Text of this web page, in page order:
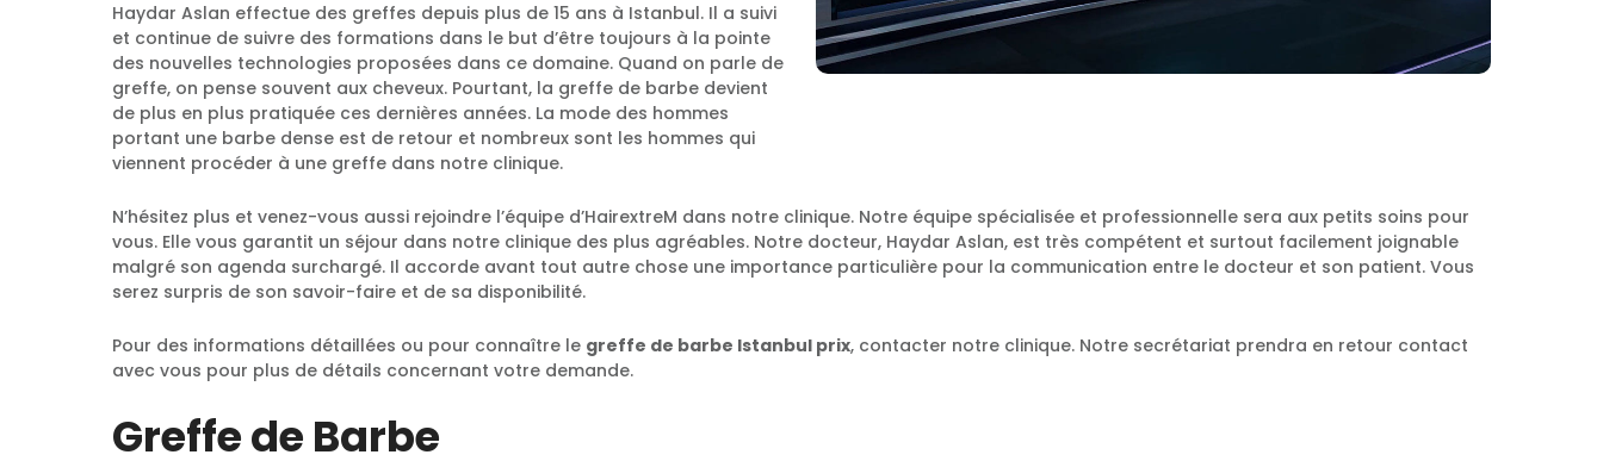
Haydar Aslan effectue des greffes depuis plus de 15 ans à Istanbul. Il a suivi
et continue de suivre des formations dans le but d’être toujours à la pointe
des nouvelles technologies proposées dans ce domaine. Quand on parle de
greffe, on pense souvent aux cheveux. Pourtant, la greffe de barbe devient
de plus en plus pratiquée ces dernières années. La mode des hommes
portant une barbe dense est de retour et nombreux sont les hommes qui
viennent procéder à une greffe dans notre clinique.
N’hésitez plus et venez-vous aussi rejoindre l’équipe d’HairextreM dans notre clinique. Notre équipe spécialisée et professionnelle sera aux petits soins pour
vous. Elle vous garantit un séjour dans notre clinique des plus agréables. Notre docteur, Haydar Aslan, est très compétent et surtout facilement joignable
malgré son agenda surchargé. Il accorde avant tout autre chose une importance particulière pour la communication entre le docteur et son patient. Vous
serez surpris de son savoir-faire et de sa disponibilité.
Pour des informations détaillées ou pour connaître le greffe de barbe Istanbul prix, contacter notre clinique. Notre secrétariat prendra en retour contact
avec vous pour plus de détails concernant votre demande.
Greffe de Barbe